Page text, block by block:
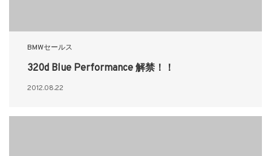
BMWセールス
320d Blue Performance 解禁！！
2012.08.22